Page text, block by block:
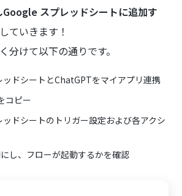
スプレッドシートに追加す
ていきます！
分けて以下の通りです。
ドシートとChatGPTをマイアプリ連携
コピー
ドシートのトリガー設定および各アクシ
し、フローが起動するかを確認